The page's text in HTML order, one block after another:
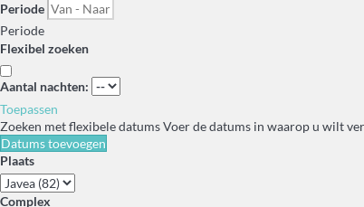
Periode
Periode
Flexibel zoeken
Aantal nachten:
Toepassen
Zoeken met flexibele datumsVoer de datums in waarop u wilt
Datums toevoegen
Plaats
Complex